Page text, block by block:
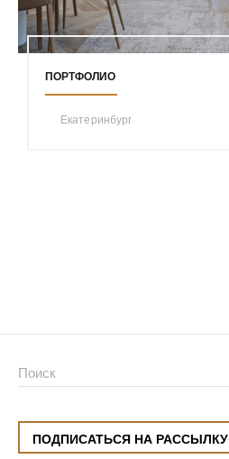
ПОРТФОЛИО
Екатеринбург
ПОДПИСАТЬСЯ НА РАССЫЛКУ